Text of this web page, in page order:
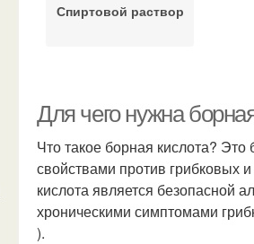
Спиртовой раствор
Для чего нужна
Что такое борная кислота?
свойствами против грибковых
кислота является безопасной
хроническими симптомами
).